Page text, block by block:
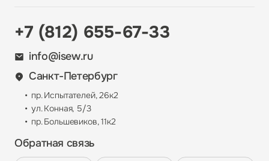
Лоскутное шитье
Свободно-ходовая стежка
Обучение по работе с техникой
Преподаватели
Отзывы
Вопрос-ответ
Контакты
+7 (812) 655-67-33
info@isew.ru
Санкт-Петербург
пр. Испытателей, 26к2
ул. Конная, 5/3
пр. Большевиков, 11к2
Обратная связь